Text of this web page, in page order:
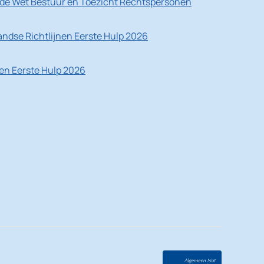
Richtlijnen Eerste Hulp 2026
Eerste Hulp 2026